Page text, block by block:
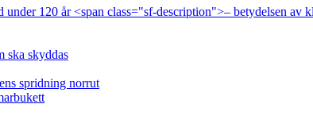
120 år <span class="sf-description">– betydelsen av
ska skyddas
spridning norrut